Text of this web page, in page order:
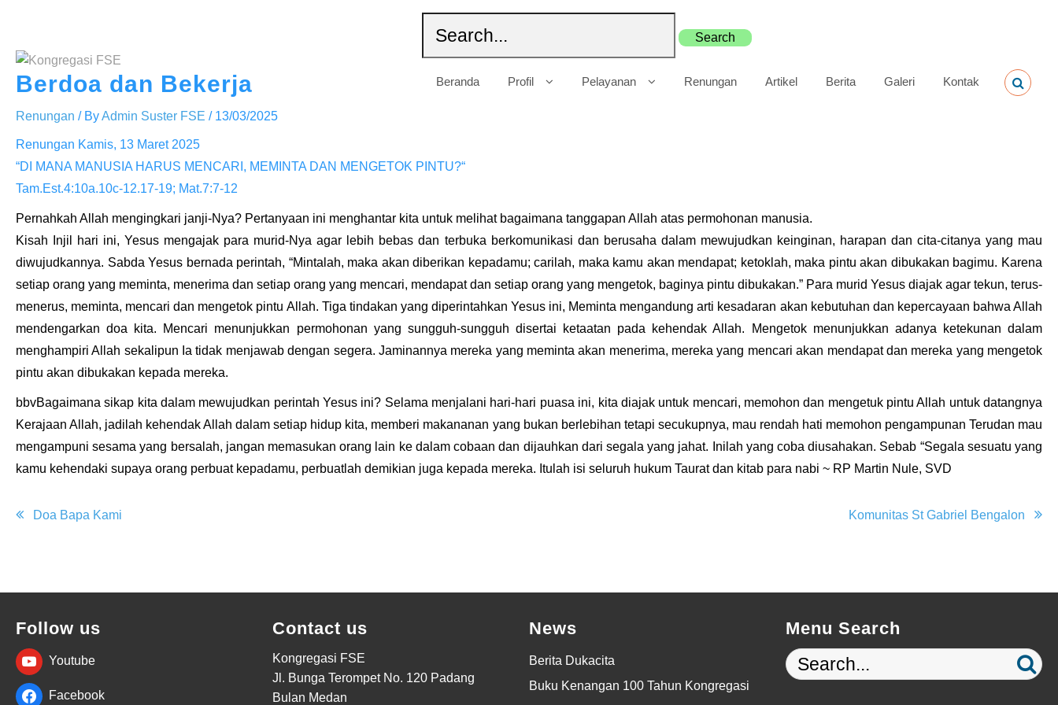
content
Beranda Profil Pelayanan Renungan Artikel Berita Galeri Kontak
Berdoa dan Bekerja
Renungan / ByAdmin Suster FSE / 13/03/2025
Renungan Kamis, 13 Maret 2025
“DI MANA MANUSIA HARUS MENCARI, MEMINTA DAN MENGETOK PINTU?“
Tam.Est.4:10a.10c-12.17-19; Mat.7:7-12
Pernahkah Allah mengingkari janji-Nya? Pertanyaan ini menghantar kita untuk melihat bagaimana tanggapan Allah atas permohonan manusia.
Kisah Injil hari ini, Yesus mengajak para murid-Nya agar lebih bebas dan terbuka berkomunikasi dan berusaha dalam mewujudkan keinginan, harapan dan cita-citanya yang mau
diwujudkannya. Sabda Yesus bernada perintah, “Mintalah, maka akan diberikan kepadamu; carilah, maka kamu akan mendapat; ketoklah, maka pintu akan dibukakan bagimu. Karena
setiap orang yang meminta, menerima dan setiap orang yang mencari, mendapat dan setiap orang yang mengetok, baginya pintu dibukakan.” Para murid Yesus diajak agar tekun, terus-
menerus, meminta, mencari dan mengetok pintu Allah. Tiga tindakan yang diperintahkan Yesus ini, Meminta mengandung arti kesadaran akan kebutuhan dan kepercayaan bahwa Allah
mendengarkan doa kita. Mencari menunjukkan permohonan yang sungguh-sungguh disertai ketaatan pada kehendak Allah. Mengetok menunjukkan adanya ketekunan dalam
menghampiri Allah sekalipun Ia tidak menjawab dengan segera. Jaminannya mereka yang meminta akan menerima, mereka yang mencari akan mendapat dan mereka yang mengetok
pintu akan dibukakan kepada mereka.
bbvBagaimana sikap kita dalam mewujudkan perintah Yesus ini? Selama menjalani hari-hari puasa ini, kita diajak untuk mencari, memohon dan mengetuk pintu Allah untuk datangnya
Kerajaan Allah, jadilah kehendak Allah dalam setiap hidup kita, memberi makananan yang bukan berlebihan tetapi secukupnya, mau rendah hati memohon pengampunan Terudan mau
mengampuni sesama yang bersalah, jangan memasukan orang lain ke dalam cobaan dan dijauhkan dari segala yang jahat. Inilah yang coba diusahakan. Sebab “Segala sesuatu yang
kamu kehendaki supaya orang perbuat kepadamu, perbuatlah demikian juga kepada mereka. Itulah isi seluruh hukum Taurat dan kitab para nabi ~ RP Martin Nule, SVD
Post
Doa Bapa Kami Komunitas St Gabriel Bengalon
Follow us
Youtube
Facebook
Contact us
Kongregasi FSE
Jl. Bunga Terompet No. 120 Padang
Bulan Medan
News
Berita Dukacita
Buku Kenangan 100 Tahun Kongregasi
Menu Search